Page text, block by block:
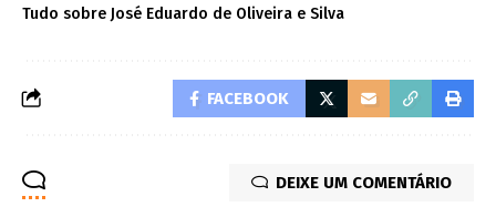
Tudo sobre José Eduardo de Oliveira e Silva
FACEBOOK
DEIXE UM COMENTÁRIO